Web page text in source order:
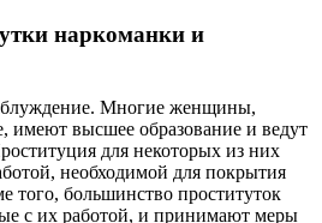
наркоманки и
Многие женщины,
имеют высшее образование и ведут
для некоторых из них
необходимой для покрытия
того, большинство проституток
с их работой, и принимают меры